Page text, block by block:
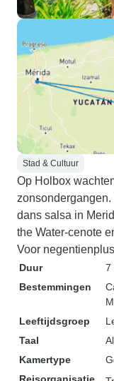
Stad & Cultuur
Op Holbox
dans salsa in
the Water-cenote
Voor
Duur
7
Bestemmingen
Leeftijdsgroep
Taal
Kamertype